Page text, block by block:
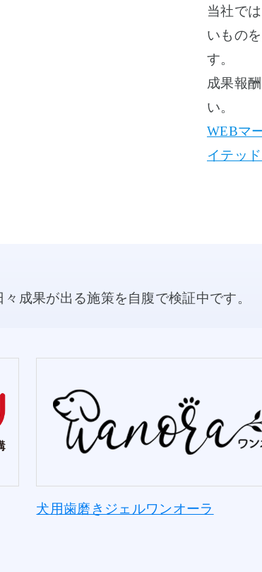
当社で
いもの
す。
成果報
い。
WEBマ
イテッ
成果が出る施策を自腹で検証中です。
犬用歯磨きジェルワンオーラ